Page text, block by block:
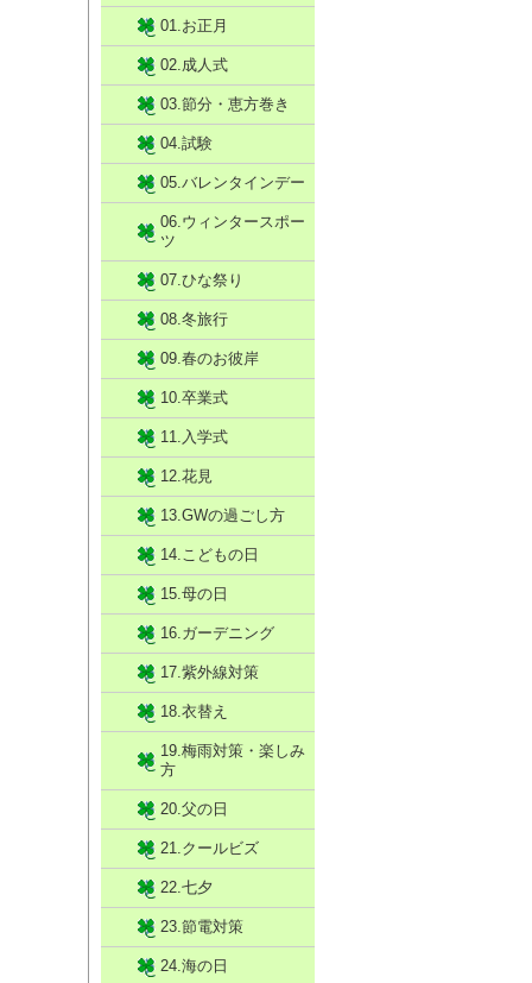
01.お正月
02.成人式
03.節分・恵方巻き
04.試験
05.バレンタインデー
06.ウィンタースポー
ツ
07.ひな祭り
08.冬旅行
09.春のお彼岸
10.卒業式
11.入学式
12.花見
13.GWの過ごし方
14.こどもの日
15.母の日
16.ガーデニング
17.紫外線対策
18.衣替え
19.梅雨対策・楽しみ
方
20.父の日
21.クールビズ
22.七夕
23.節電対策
24.海の日